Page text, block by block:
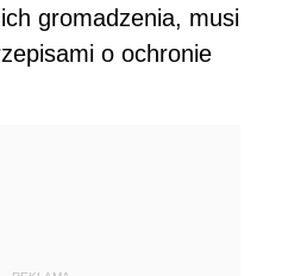
gromadzenia, musi
o ochronie